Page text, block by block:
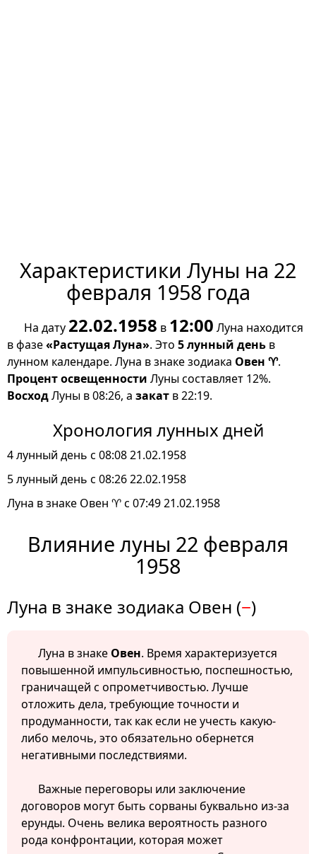
Характеристики Луны на 22
февраля 1958 года
На дату 22.02.1958 в 12:00 Луна находится
в фазе«Растущая Луна». Это 5 лунный день в
лунном календаре. Луна в знаке зодиака Овен ♈.
Процент освещенности Луны составляет 12%.
ВосходЛуны в 08:26, а закат в 22:19.
Хронология лунных дней
4 лунный день с 08:08 21.02.1958
5 лунный день с 08:26 22.02.1958
Луна в знаке Овен ♈ с 07:49 21.02.1958
Влияние луны 22 февраля
1958
Луна в знаке зодиака Овен (−)
Луна в знаке Овен. Время характеризуется
повышенной импульсивностью, поспешностью,
граничащей с опрометчивостью. Лучше
отложить дела, требующие точности и
продуманности, так как если не учесть какую-
либо мелочь, это обязательно обернется
негативными последствиями.
Важные переговоры или заключение
договоров могут быть сорваны буквально из-за
ерунды. Очень велика вероятность разного
рода конфронтации, которая может